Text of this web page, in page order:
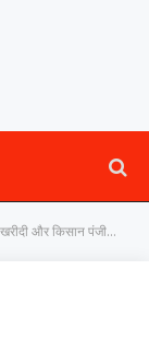
धान खरीदेगी सरकार, दूरस्थ अंचलों में लगेंगे विशेष शिविर